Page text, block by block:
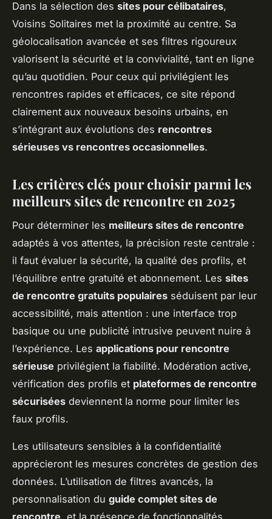
Dans la sélection des sites pour célibataires,
Voisins Solitaires met la proximité au centre. Sa
géolocalisation avancée et ses filtres rigoureux
valorisent la sécurité et la convivialité, tant en ligne
qu’au quotidien. Pour ceux qui privilégient les
rencontres rapides et efficaces, ce site répond
clairement aux nouveaux besoins urbains, en
s’intégrant aux évolutions des rencontres
sérieuses vs rencontres occasionnelles.
Les critères clés pour choisir parmi les
meilleurs sites de rencontre en 2025
Pour déterminer les meilleurs sites de rencontre
adaptés à vos attentes, la précision reste centrale :
il faut évaluer la sécurité, la qualité des profils, et
l’équilibre entre gratuité et abonnement. Les sites
de rencontre gratuits populaires séduisent par leur
accessibilité, mais attention : une interface trop
basique ou une publicité intrusive peuvent nuire à
l’expérience. Les applications pour rencontre
sérieuse privilégient la fiabilité. Modération active,
vérification des profils et plateformes de rencontre
sécurisées deviennent la norme pour limiter les
faux profils.
Les utilisateurs sensibles à la confidentialité
apprécieront les mesures concrètes de gestion des
données. L’utilisation de filtres avancés, la
personnalisation du guide complet sites de